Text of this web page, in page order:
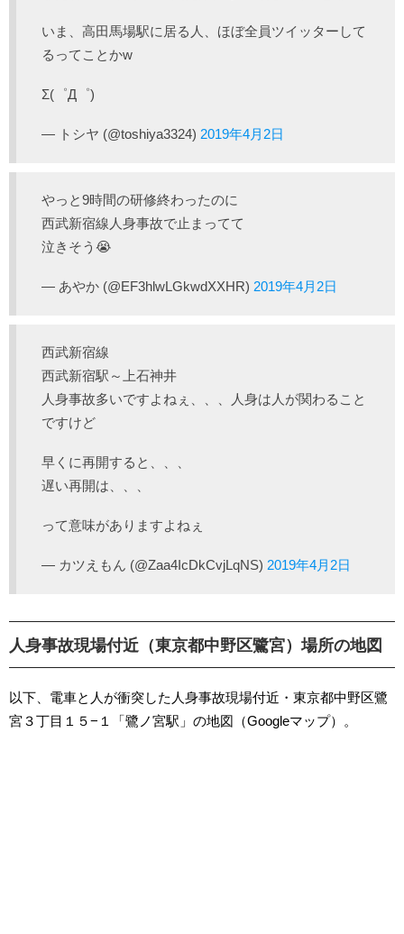
いま、高田馬場駅に居る人、ほぼ全員ツイッターして
るってことかw
Σ(゜Д゜)
— トシヤ (@toshiya3324) 2019年4月2日
やっと9時間の研修終わったのに
西武新宿線人身事故で止まってて
泣きそう😭
— あやか (@EF3hlwLGkwdXXHR) 2019年4月2日
西武新宿線
西武新宿駅～上石神井
人身事故多いですよねぇ、、、人身は人が関わること
ですけど
早くに再開すると、、、
遅い再開は、、、
って意味がありますよねぇ
— カツえもん (@Zaa4IcDkCvjLqNS) 2019年4月2日
人身事故現場付近（東京都中野区鷺宮）場所の地図
以下、電車と人が衝突した人身事故現場付近・東京都中野区鷺
宮３丁目１５−１「鷺ノ宮駅」の地図（Googleマップ）。